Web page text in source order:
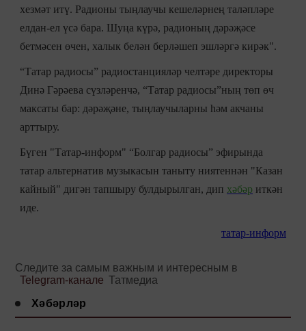
хезмәт итү. Радионы тыңлаучы кешеләрнең таләпләре
елдан-ел үсә бара. Шуңа күрә, радионың дәрәҗәсе
бетмәсен өчен, халык белән берләшеп эшләргә кирәк".
“Татар радиосы” радиостанцияләр челтәре директоры
Динә Гәрәева сүзләренчә, “Татар радиосы”ның төп өч
максаты бар: дәрәҗәне, тыңлаучыларны һәм акчаны
арттыру.
Бүген "Татар-информ" “Болгар радиосы” эфирында
татар альтернатив музыкасын таныту ниятеннән "Казан
кайный" дигән тапшыру булдырылган, дип хәбәр иткән
иде.
татар-информ
Следите за самым важным и интересным в
Telegram-канале Татмедиа
Хәбәрләр